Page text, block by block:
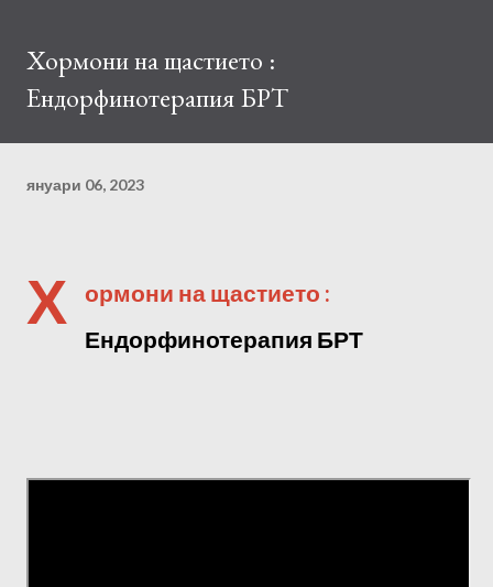
Хормони на щастието :
Ендорфинотерапия БРТ
януари 06, 2023
Х
ормони на щастието :
Ендорфинотерапия БРТ